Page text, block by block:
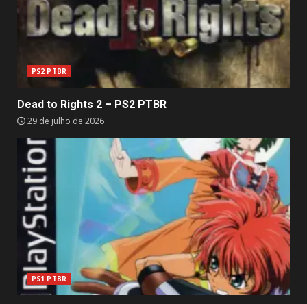
PS2 PTBR
Dead to Rights 2 – PS2 PTBR
29 de julho de 2026
PS1 PTBR